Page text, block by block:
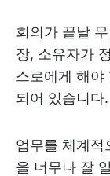
회의가 끝날
장, 소유자가
스로에게 해야
되어 있습니다.
업무를 체계적
을 너무나 잘